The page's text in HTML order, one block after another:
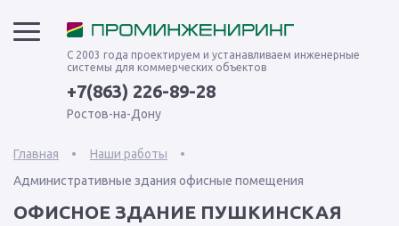
С 2003 года проектируем и устанавливаем инженерные
системы для коммерческих объектов
+7(863) 226-89-28
Ростов-на-Дону
Главная
Наши работы
Административные здания офисные помещения
ОФИСНОЕ ЗДАНИЕ ПУШКИНСКАЯ